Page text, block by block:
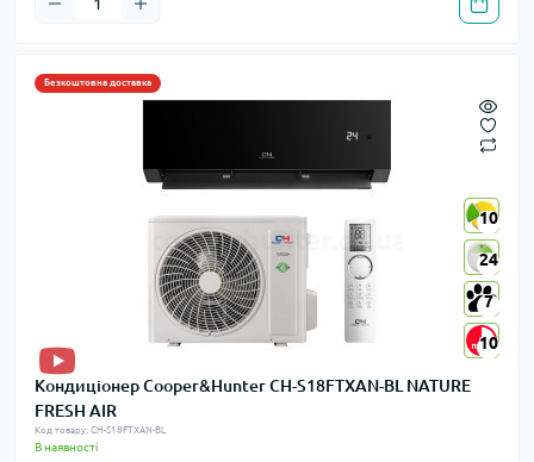
Безкоштовна доставка
10
24
7
10
10
24
7
10
Кондиціонер Cooper&Hunter CH-S18FTXAN-BL NATURE
FRESH AIR
Код товару: CH-S18FTXAN-BL
В наявності